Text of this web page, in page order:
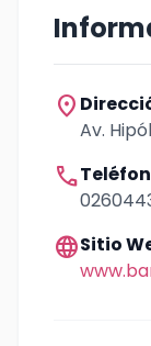
location_on
Av.
call
languageSitio